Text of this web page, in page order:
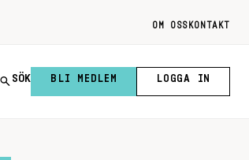
OM OSS KONTAKT
SÖK BLI MEDLEM LOGGA IN